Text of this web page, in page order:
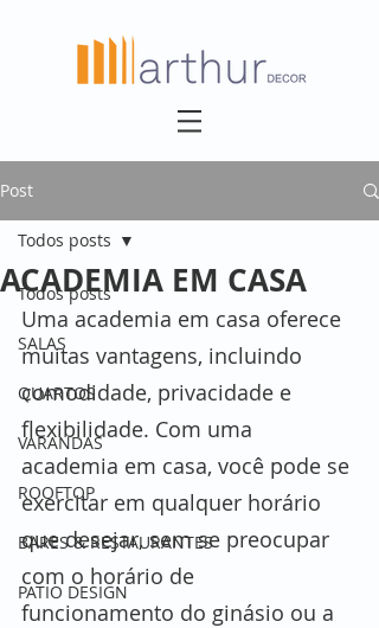
Post
Todos posts
SALAS
QUARTOS
VARANDAS
ROOFTOP
BARES & RESTAURANTES
PATIO DESIGN
Todos posts
ACADEMIA EM CASA
Uma academia em casa oferece
muitas vantagens, incluindo
comodidade, privacidade e
flexibilidade. Com uma
academia em casa, você pode se
exercitar em qualquer horário
que desejar, sem se preocupar
com o horário de
funcionamento do ginásio ou a